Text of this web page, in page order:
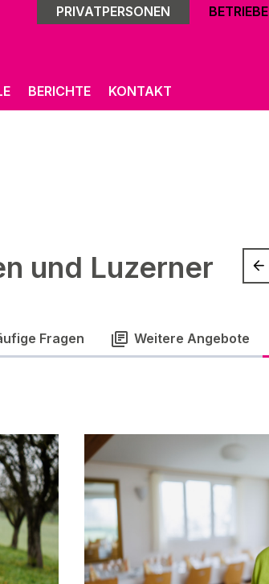
PRIVATPERSONEN BETRIEBE
BERICHTE KONTAKT
und Luzerner
Fragen Weitere Angebote